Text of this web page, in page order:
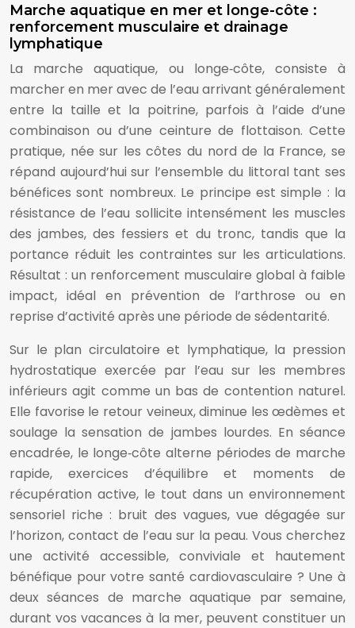
Marche aquatique en mer et longe-côte :
renforcement musculaire et drainage
lymphatique
La marche aquatique, ou longe‑côte, consiste à
marcher en mer avec de l’eau arrivant généralement
entre la taille et la poitrine, parfois à l’aide d’une
combinaison ou d’une ceinture de flottaison. Cette
pratique, née sur les côtes du nord de la France, se
répand aujourd’hui sur l’ensemble du littoral tant ses
bénéfices sont nombreux. Le principe est simple : la
résistance de l’eau sollicite intensément les muscles
des jambes, des fessiers et du tronc, tandis que la
portance réduit les contraintes sur les articulations.
Résultat : un renforcement musculaire global à faible
impact, idéal en prévention de l’arthrose ou en
reprise d’activité après une période de sédentarité.
Sur le plan circulatoire et lymphatique, la pression
hydrostatique exercée par l’eau sur les membres
inférieurs agit comme un bas de contention naturel.
Elle favorise le retour veineux, diminue les œdèmes et
soulage la sensation de jambes lourdes. En séance
encadrée, le longe‑côte alterne périodes de marche
rapide, exercices d’équilibre et moments de
récupération active, le tout dans un environnement
sensoriel riche : bruit des vagues, vue dégagée sur
l’horizon, contact de l’eau sur la peau. Vous cherchez
une activité accessible, conviviale et hautement
bénéfique pour votre santé cardiovasculaire ? Une à
deux séances de marche aquatique par semaine,
durant vos vacances à la mer, peuvent constituer un